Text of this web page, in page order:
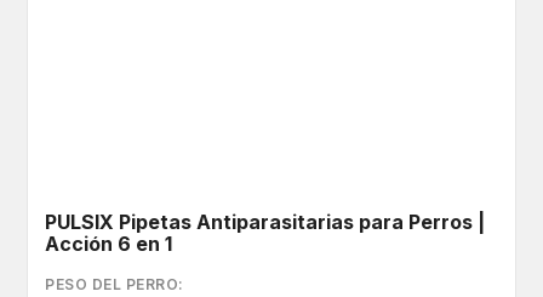
PULSIX Pipetas Antiparasitarias para Perros |
Acción 6 en 1
PESO DEL PERRO: